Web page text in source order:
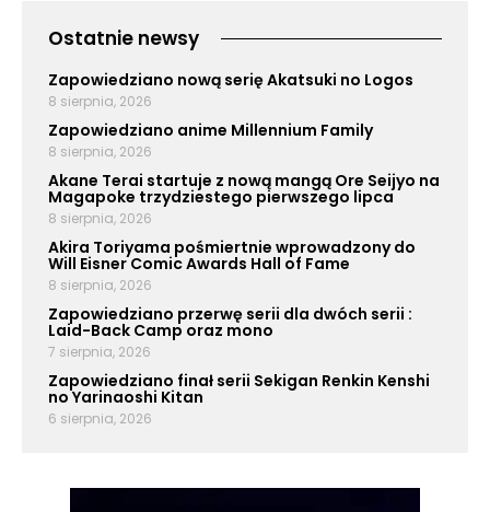
Ostatnie newsy
Zapowiedziano nową serię Akatsuki no Logos
8 sierpnia, 2026
Zapowiedziano anime Millennium Family
8 sierpnia, 2026
Akane Terai startuje z nową mangą Ore Seijyo na
Magapoke trzydziestego pierwszego lipca
8 sierpnia, 2026
Akira Toriyama pośmiertnie wprowadzony do
Will Eisner Comic Awards Hall of Fame
8 sierpnia, 2026
Zapowiedziano przerwę serii dla dwóch serii :
Laid-Back Camp oraz mono
7 sierpnia, 2026
Zapowiedziano finał serii Sekigan Renkin Kenshi
no Yarinaoshi Kitan
6 sierpnia, 2026